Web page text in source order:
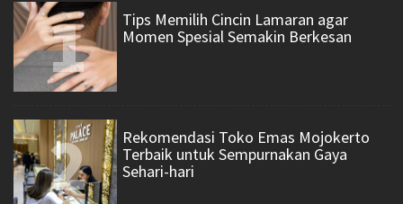
1
Tips Memilih Cincin Lamaran agar
Momen Spesial Semakin Berkesan
2
Rekomendasi Toko Emas Mojokerto
Terbaik untuk Sempurnakan Gaya
Sehari-hari